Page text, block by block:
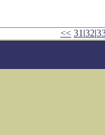
<< 31 |32|